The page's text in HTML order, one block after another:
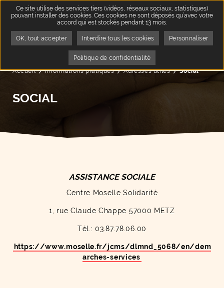
Accueil Informations pratiques Adresses utiles Page active :
Social
SOCIAL
ASSISTANCE SOCIALE
Centre Moselle Solidarité
1, rue Claude Chappe 57000 METZ
Tél.: 03.87.78.06.00
https://www.moselle.fr/jcms/dlmnd_5068/en/dem
arches-services
Ce site utilise des services tiers (vidéos, réseaux sociaux, statistiques)
pouvant installer des cookies. Ces cookies ne sont déposés qu’avec votre
accord qui est stockés pendant 13 mois.
OK, tout accepter Interdire tous les cookies Personnaliser
Politique de confidentialité